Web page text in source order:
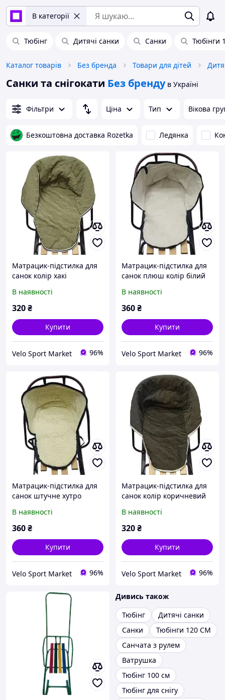
В категорії
Тюбінг Дитячі санки Санки Тюбінги
Каталог товарів Без бренда Товари для дітей
Санки та снігокати Без бренду в Україні
Фільтри Ціна Тип Вікова
Безкоштовна доставка Rozetka Ледянка
Матрацик-підстилка для
санок колір хакі
В наявності
320₴
Купити
Velo Sport Market 96%
Матрацик-підстилка для
санок плюш колір білий
В наявності
360₴
Купити
Velo Sport Market 96%
Матрацик-підстилка для
санок штучне хутро
В наявності
360₴
Купити
Velo Sport Market 96%
Матрацик-підстилка для
санок колір коричневий
В наявності
320₴
Купити
Velo Sport Market 96%
Дивись також
Тюбінг
Дитячі санки
Санки
Тюбінги 120 СМ
Санчата з рулем
Ватрушка
Тюбінг 100 см
Тюбінг для снігу